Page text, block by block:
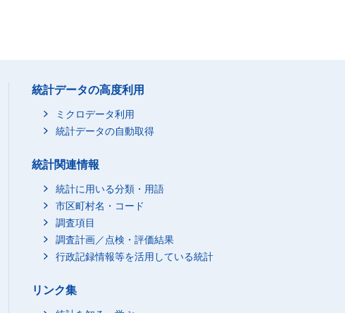
統計データの高度利用
ミクロデータ利用
統計データの自動取得
統計関連情報
統計に用いる分類・用語
市区町村名・コード
調査項目
調査計画／点検・評価結果
行政記録情報等を活用している統計
リンク集